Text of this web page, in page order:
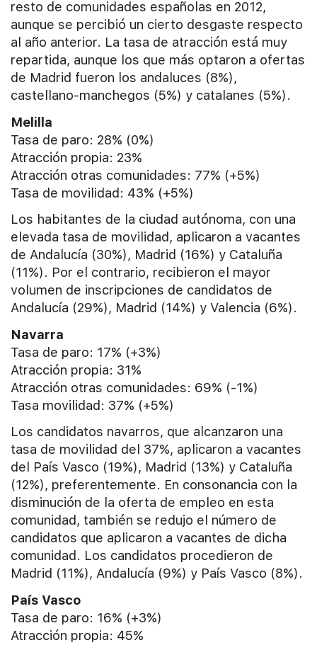
resto de comunidades españolas en 2012,
aunque se percibió un cierto desgaste respecto
al año anterior. La tasa de atracción está muy
repartida, aunque los que más optaron a ofertas
de Madrid fueron los andaluces (8%),
castellano-manchegos (5%) y catalanes (5%).
Melilla
Tasa de paro: 28% (0%)
Atracción propia: 23%
Atracción otras comunidades: 77% (+5%)
Tasa de movilidad: 43% (+5%)
Los habitantes de la ciudad autónoma, con una
elevada tasa de movilidad, aplicaron a vacantes
de Andalucía (30%), Madrid (16%) y Cataluña
(11%). Por el contrario, recibieron el mayor
volumen de inscripciones de candidatos de
Andalucía (29%), Madrid (14%) y Valencia (6%).
Navarra
Tasa de paro: 17% (+3%)
Atracción propia: 31%
Atracción otras comunidades: 69% (-1%)
Tasa movilidad: 37% (+5%)
Los candidatos navarros, que alcanzaron una
tasa de movilidad del 37%, aplicaron a vacantes
del País Vasco (19%), Madrid (13%) y Cataluña
(12%), preferentemente. En consonancia con la
disminución de la oferta de empleo en esta
comunidad, también se redujo el número de
candidatos que aplicaron a vacantes de dicha
comunidad. Los candidatos procedieron de
Madrid (11%), Andalucía (9%) y País Vasco (8%).
País Vasco
Tasa de paro: 16% (+3%)
Atracción propia: 45%